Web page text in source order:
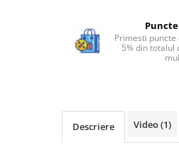
Bijuterii peridot
Bijuterii piatra soarelui
Bijuterii rodocrozit
Primesti puncte
5% din totalul
Descriere Video(1)